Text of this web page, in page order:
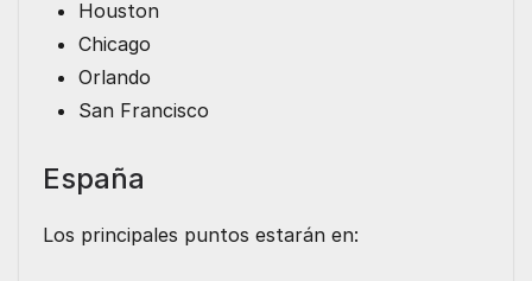
Houston
Chicago
Orlando
San Francisco
España
Los principales puntos estarán en: